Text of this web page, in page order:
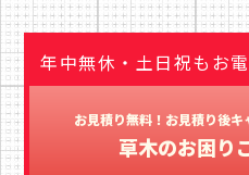
年中無休・土日祝もお
お見積り無料！お見積り後キ
草木のお困り